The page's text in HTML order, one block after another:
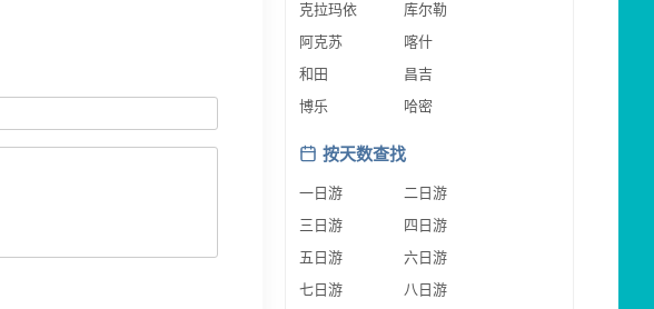
克拉玛依
库尔勒
阿克苏
喀什
和田
昌吉
博乐
哈密
按天数查找
一日游
二日游
三日游
四日游
五日游
六日游
七日游
八日游